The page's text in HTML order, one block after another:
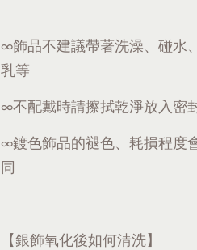
∞飾品不建議帶著洗澡、碰水
乳等
∞不配戴時請擦拭乾淨放入密
∞鍍色飾品的褪色、耗損程度
同
【銀飾氧化後如何清洗】